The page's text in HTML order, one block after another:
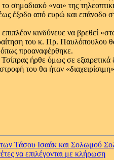
σημαδιακό «ναι» της
έξοδο από ευρώ και
κινδύνευε να βρεθεί
του κ. Πρ.
προαναφέρθηκε.
ήρθε όμως σε
του θα ήταν
των Τάσου Ισαάκ και Σολωμού
να επιλέγονται με κλήρωση